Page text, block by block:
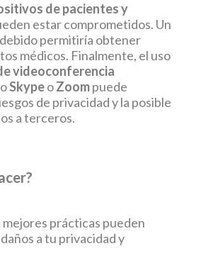
de pacientes y
estar comprometidos. Un
permitiría obtener
médicos. Finalmente, el uso
videoconferencia
SkypeoZoompuede
de privacidad y la posible
a terceros.
mejores prácticas pueden
a tu privacidad y